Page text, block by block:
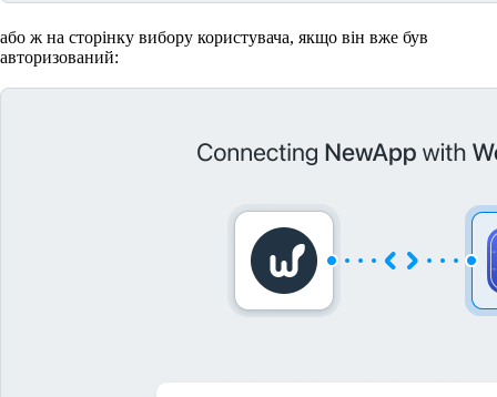
або ж на сторінку вибору користувача, якщо він вже був
авторизований: